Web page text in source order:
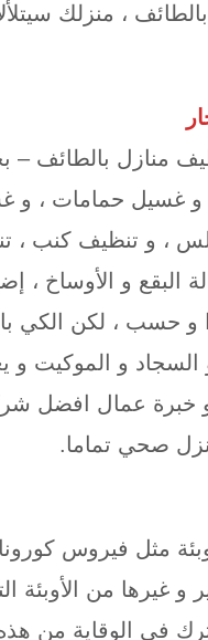
، منزلك
منازل بالطائف –
غسيل حمامات ، و
، و تنظيف كنب ،
البقع و الأوساخ ،
و حسب ، لكن الكي
و الموكيت و
و خبرة عمال افضل
صحي تماما.
و غيرها من الأوبئة
في الوقاية من هذه